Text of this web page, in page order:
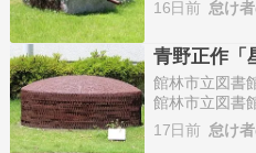
文化会館の
建物内を見学
さ…
16日前 怠け
青野正作「
館林市立図書
館林市立図書
かの彫刻や立
文化会館の
17日前 怠け